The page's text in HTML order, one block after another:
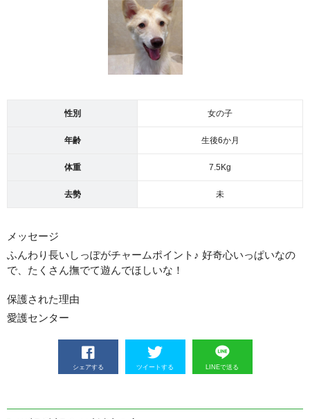
性別 女の子
年齢 生後6か月
体重 7.5Kg
去勢 未
メッセージ
ふんわり長いしっぽがチャームポイント♪ 好奇心いっぱいなの
で、たくさん撫でて遊んでほしいな！
保護された理由
愛護センター
シェアする ツイートする LINEで送る